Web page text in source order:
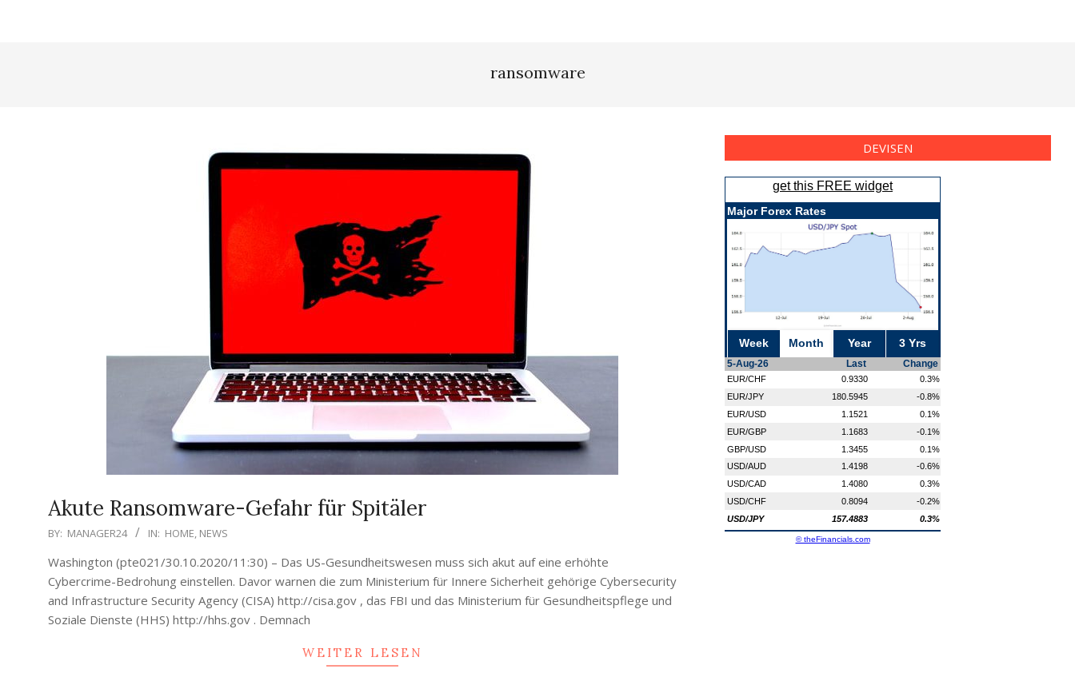
ransomware
Akute Ransomware-Gefahr für Spitäler
2020-
31
BY: MANAGER24 IN: HOME, NEWS
Washington (pte021/30.10.2020/11:30) – Das US-Gesundheitswesen muss sich akut auf eine erhöhte
Cybercrime-Bedrohung einstellen. Davor warnen die zum Ministerium für Innere Sicherheit gehörige Cybersecurity
and Infrastructure Security Agency (CISA) http://cisa.gov , das FBI und das Ministerium für Gesundheitspflege und
Soziale Dienste (HHS) http://hhs.gov . Demnach
WEITER LESEN
DEVISEN